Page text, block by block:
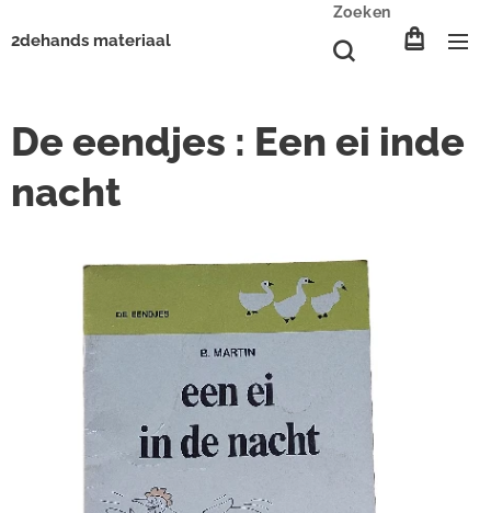
2dehands materiaal
Zoeken
De eendjes : Een ei inde
nacht